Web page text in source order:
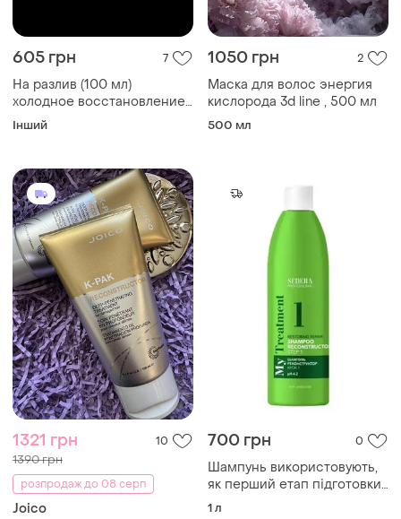
605 грн 7
На разлив (100 мл)
холодное восстановление
arganox brazil gold
Інший
1050 грн 2
Маска для волос энергия
кислорода 3d line , 500 мл
500 мл
1321 грн 10
1390 грн
розпродаж до 08 серп
Joico
700 грн 0
Шампунь використовують,
як перший етап підготовки
для процедур по
1 л